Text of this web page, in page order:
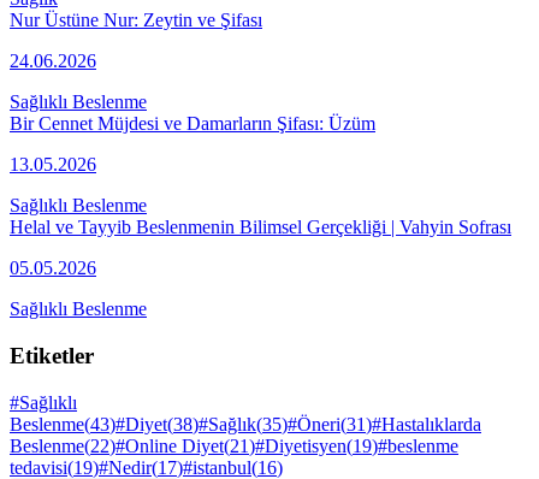
Nur Üstüne Nur: Zeytin ve Şifası
24.06.2026
Sağlıklı Beslenme
Bir Cennet Müjdesi ve Damarların Şifası: Üzüm
13.05.2026
Sağlıklı Beslenme
Helal ve Tayyib Beslenmenin Bilimsel Gerçekliği | Vahyin Sofrası
05.05.2026
Sağlıklı Beslenme
Etiketler
#Sağlıklı
Beslenme(43)#Diyet(38)#Sağlık(35)#Öneri(31)#Hastalıklarda
Beslenme(22)#Online Diyet(21)#Diyetisyen(19)#beslenme
tedavisi(19)#Nedir(17)#istanbul(16)